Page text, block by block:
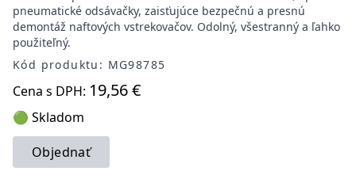
pneumatické odsávačky, zaisťujúce bezpečnú a presnú
demontáž naftových vstrekovačov. Odolný, všestranný a ľahko
použiteľný.
Kód produktu: MG98785
Cena s DPH: 19,56 €
🟢 Skladom
Objednať